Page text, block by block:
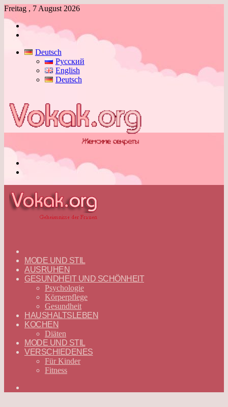
Freitag , 7 August 2026
Anmelden
Deutsch
Русский
English
Deutsch
—
DEUTSCH
MODE UND STIL
AUSRUHEN
GESUNDHEIT UND SCHÖNHEIT
Psychologie
Körperpflege
Gesundheit
HAUSHALTSLEBEN
KOCHEN
Diäten
MODE UND STIL
VERSCHIEDENES
Für Kinder
Fitness